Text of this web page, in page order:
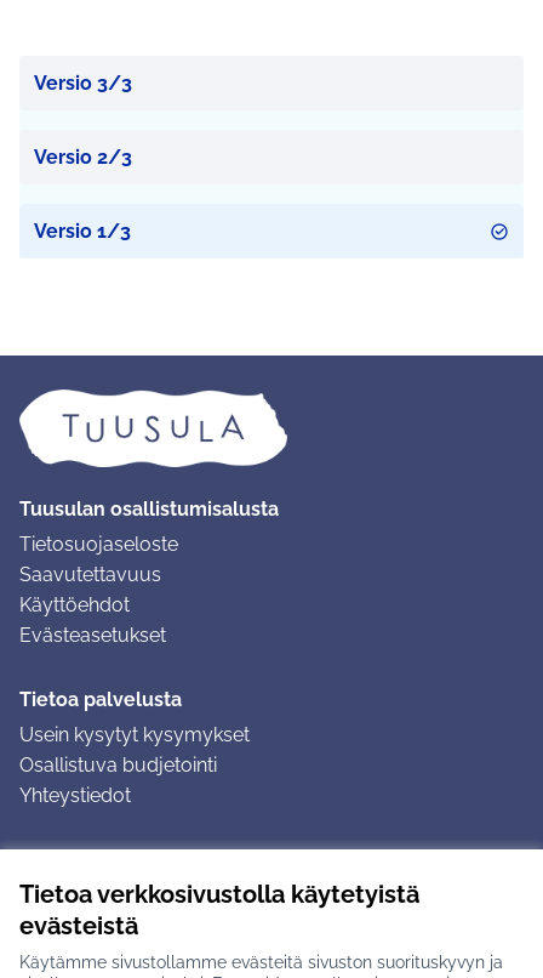
Tietoa verkkosivustolla käytetyistä
evästeistä
Käytämme sivustollamme evästeitä sivuston suorituskyvyn ja
Versio 3/3
Versio 2/3
Versio 1/3
Tuusulan osallistumisalusta
Tietosuojaseloste
Saavutettavuus
Käyttöehdot
Evästeasetukset
Tietoa palvelusta
Usein kysytyt kysymykset
Osallistuva budjetointi
Yhteystiedot
Ohjeet kirjautumiseen
Ohjeet kommentin jättämiseen